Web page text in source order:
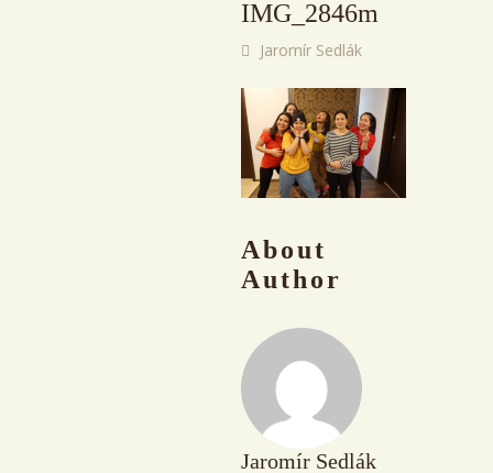
IMG_2846m
Jaromír Sedlák
About
Author
Jaromír Sedlák